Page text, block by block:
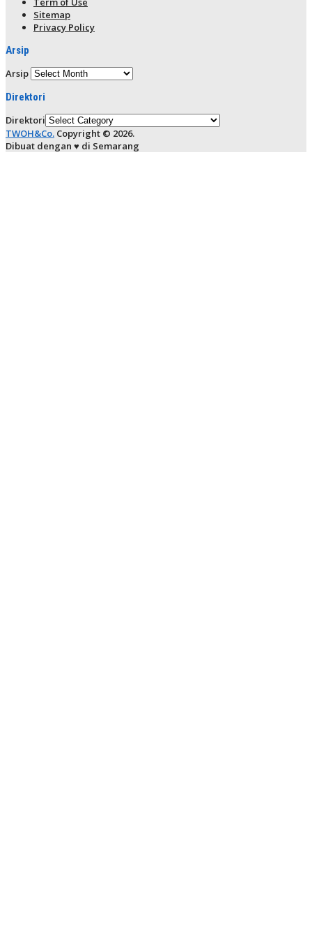
Sitemap
Privacy Policy
Arsip
Arsip
Direktori
Direktori
TWOH&Co. Copyright © 2026.
Dibuat dengan ♥ di Semarang